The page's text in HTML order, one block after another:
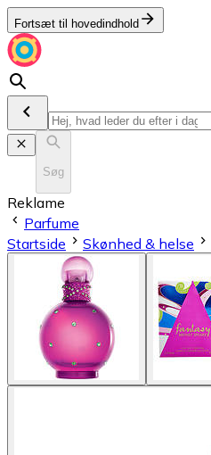
Fortsæt til hovedindhold
Søg
Reklame
Parfume
Startside
Skønhed & helse